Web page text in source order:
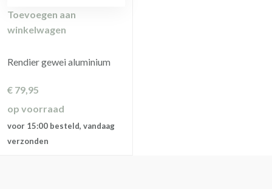
Toevoegen aan
winkelwagen
Rendier gewei aluminium
€ 79,95
op voorraad
voor 15:00 besteld, vandaag
verzonden